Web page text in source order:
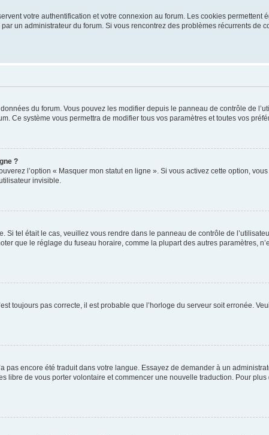
votre authentification et votre connexion au forum. Les cookies permettent
un administrateur du forum. Si vous rencontrez des problèmes récurrents de
du forum. Vous pouvez les modifier depuis le panneau de contrôle de
Ce système vous permettra de modifier tous vos paramètres et toutes vos
?
l’option « Masquer mon statut en ligne ». Si vous activez cette option,
invisible.
Si tel était le cas, veuillez vous rendre dans le panneau de contrôle de
que le réglage du fuseau horaire, comme la plupart des autres paramètres,
toujours pas correcte, il est probable que l’horloge du serveur soit erronée.
encore été traduit dans votre langue. Essayez de demander à un
libre de vous porter volontaire et commencer une nouvelle traduction. Pour